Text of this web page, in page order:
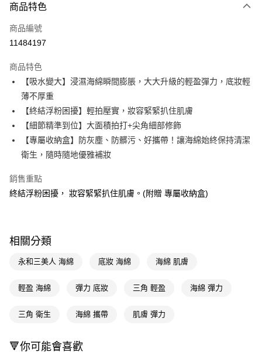
POYA支付
信用卡一次付款
LINE Pay
Apple Pay
街口支付
悠遊付
便利好安心！
１．簡單：不需註冊會員、不需綁卡、不需儲值。
２．便利：只要手機號碼，簡訊認證，即可結帳。
３．安心：先確認商品／服務後，再付款。
【「AFTEE先享後付」結帳流程】
結帳頁面，進行簡訊認證並確認金額後，即可完成結帳。
２．訂單成立數日內，您將收到繳費通知簡訊。
ATM／網路銀行／等多元方式進行付款，方視為交易完成。
※ 請注意：結帳手續完成當下不需立刻繳費，但若您需要取消訂單，請聯絡
每筆NT$65，滿NT$390(含以上)免運費
付款後全家取貨
萊爾富取貨付款
商品特色
商品編號
11484197
商品特色
【吸水變大】浸濕海綿瞬間膨脹，大大升級的輕盈彈力，底妝輕
薄不厚重
【終結浮粉困擾】輕拍壓實，妝容緊緊扒住肌膚
【細節精準到位】大面積拍打+尖角細部修飾
【專屬收納盒】防灰塵、防髒污、好攜帶！讓海綿始終保持清潔
衛生，隨時隨地優雅補妝
銷售重點
終結浮粉困擾， 妝容緊緊扒住肌膚。(附贈 專屬收納盒)
相關分類
永和三美人 海綿 底妝 海綿 海綿 肌膚
輕盈 海綿 彈力 底妝 三角 輕盈 海綿 彈力
三角 衛生 海綿 攜帶 肌膚 彈力
🔻你可能會喜歡